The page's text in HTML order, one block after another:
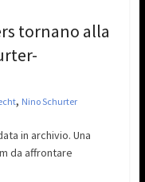
tornano alla
, Nino Schurter
in archivio. Una
da affrontare